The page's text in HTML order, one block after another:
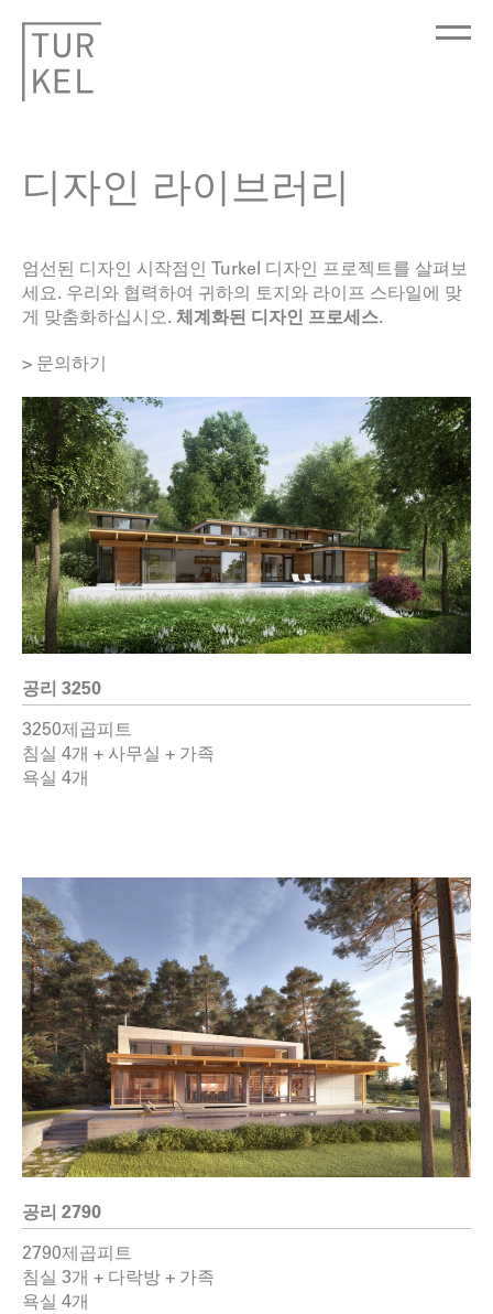
디자인 라이브러리
엄선된 디자인 시작점인 Turkel 디자인 프로젝트를 살펴보
세요. 우리와 협력하여 귀하의 토지와 라이프 스타일에 맞
게 맞춤화하십시오. 체계화된 디자인 프로세스.
> 문의하기
공리 3250
3250제곱피트
침실 4개 + 사무실 + 가족
욕실 4개
공리 2790
2790제곱피트
침실 3개 + 다락방 + 가족
욕실 4개